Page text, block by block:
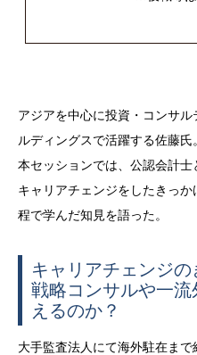
アジアを中心に投資・コンサ
ルディングスで活躍する佐藤氏。
本セッションでは、公認会計
キャリアチェンジをしたきっ
程で学んだ知見を語った。
キャリアチェンジ
戦略コンサルや一
えるのか？
大手監査法人にて海外駐在ま